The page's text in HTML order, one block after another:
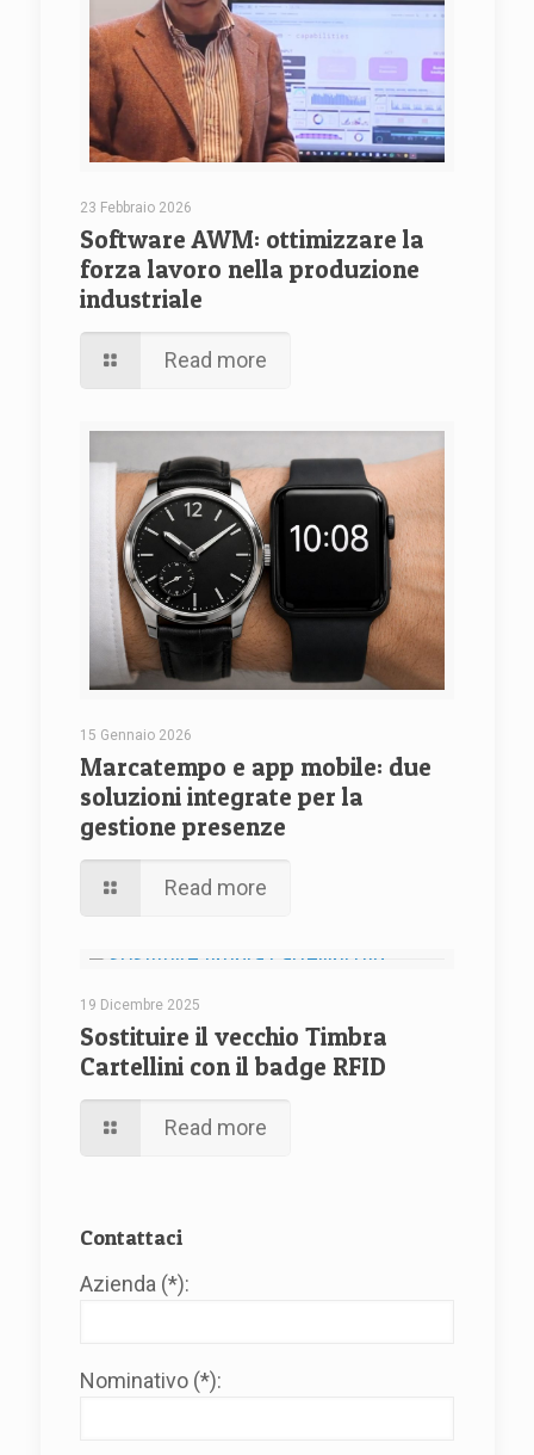
23 Febbraio 2026
Software AWM: ottimizzare la
forza lavoro nella produzione
industriale
Read more
15 Gennaio 2026
Marcatempo e app mobile: due
soluzioni integrate per la
gestione presenze
Read more
19 Dicembre 2025
Sostituire il vecchio Timbra
Cartellini con il badge RFID
Read more
Contattaci
Azienda (*):
Nominativo (*):